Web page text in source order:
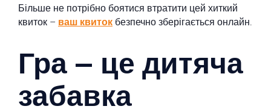
Більше не потрібно боятися втратити цей хиткий
квиток – ваш квиток безпечно зберігається онлайн.
Гра – це дитяча
забавка